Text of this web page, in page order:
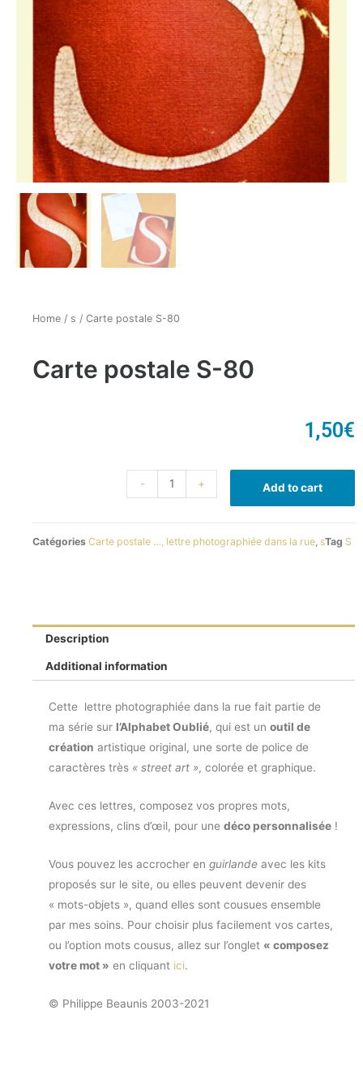
Home / s / Carte postale S-80
Carte postale S-80
1,50€
- + Add to cart
Catégories Carte postale …, lettre photographiée dans la rue sTag S
Description
Additional information
Cette lettre photographiée dans la rue fait partie de
ma série sur l’Alphabet Oublié, qui est un outil de
création artistique original, une sorte de police de
caractères très « street art », colorée et graphique.
Avec ces lettres, composez vos propres mots,
expressions, clins d’œil, pour une déco personnalisée !
Vous pouvez les accrocher en guirlande avec les kits
proposés sur le site, ou elles peuvent devenir des
« mots-objets », quand elles sont cousues ensemble
par mes soins. Pour choisir plus facilement vos cartes,
ou l’option mots cousus, allez sur l’onglet « composez
votre mot » en cliquant ici.
© Philippe Beaunis 2003-2021